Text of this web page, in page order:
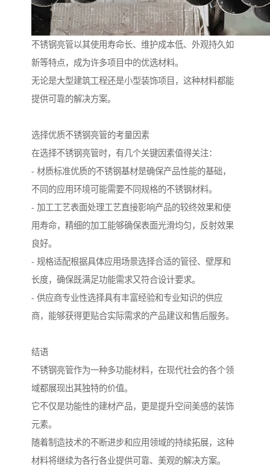
不锈钢亮管以其使用寿命长、维护成本低、外观持久如
新等特点，成为许多项目中的优选材料。
无论是大型建筑工程还是小型装饰项目，这种材料都能
提供可靠的解决方案。
选择优质不锈钢亮管的考量因素
在选择不锈钢亮管时，有几个关键因素值得关注：
- 材质标准优质的不锈钢基材是确保产品性能的基础，
不同的应用环境可能需要不同规格的不锈钢材料。
- 加工工艺表面处理工艺直接影响产品的较终效果和使
用寿命，精细的加工能够确保表面光滑均匀，反射效果
良好。
- 规格适配根据具体应用场景选择合适的管径、壁厚和
长度，确保既满足功能需求又符合设计要求。
- 供应商专业性选择具有丰富经验和专业知识的供应
商，能够获得更贴合实际需求的产品建议和售后服务。
结语
不锈钢亮管作为一种多功能材料，在现代社会的各个领
域都展现出其独特的价值。
它不仅是功能性的建材产品，更是提升空间美感的装饰
元素。
随着制造技术的不断进步和应用领域的持续拓展，这种
材料将继续为各行各业提供可靠、美观的解决方案。